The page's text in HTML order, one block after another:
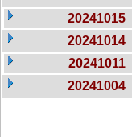
20241015
20241014
20241011
20241004